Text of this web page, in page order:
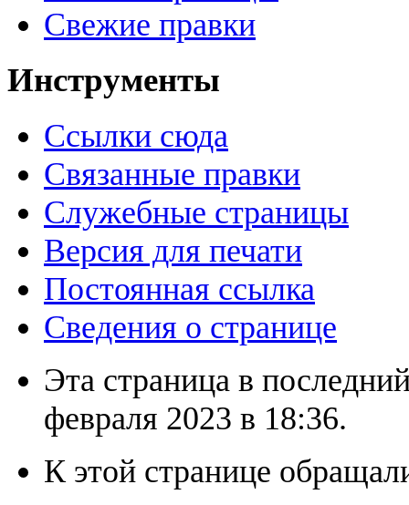
Свежие правки
Инструменты
Ссылки сюда
Связанные правки
Служебные страницы
Версия для печати
Постоянная ссылка
Сведения о странице
Эта страница в
февраля 2023 в 18:36.
К этой странице